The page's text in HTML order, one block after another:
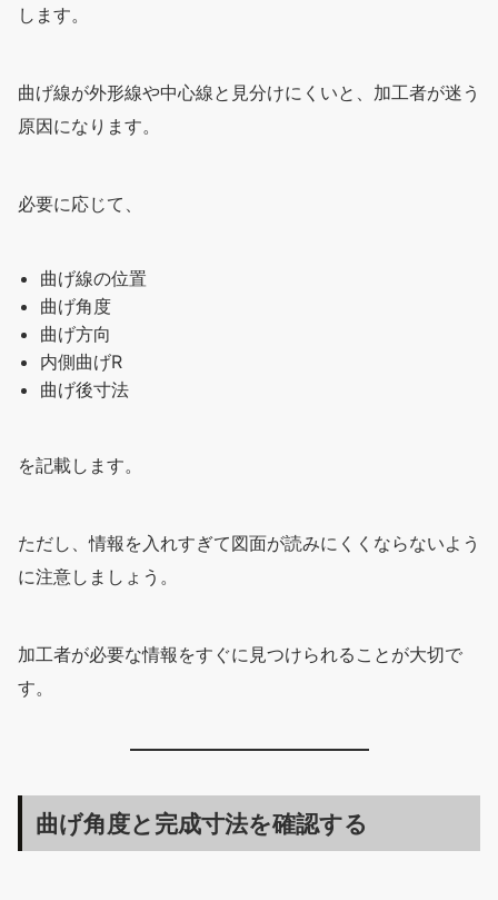
します。
曲げ線が外形線や中心線と見分けにくいと、加工者が迷う
原因になります。
必要に応じて、
曲げ線の位置
曲げ角度
曲げ方向
内側曲げR
曲げ後寸法
を記載します。
ただし、情報を入れすぎて図面が読みにくくならないよう
に注意しましょう。
加工者が必要な情報をすぐに見つけられることが大切で
す。
曲げ角度と完成寸法を確認する